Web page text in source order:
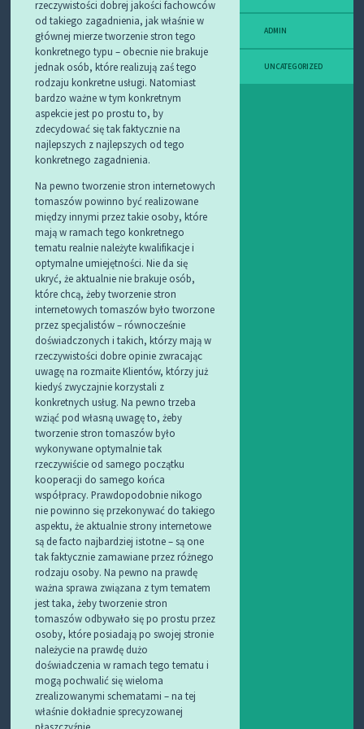
rzeczywistości dobrej jakości fachowców
od takiego zagadnienia, jak właśnie w
głównej mierze tworzenie stron tego
konkretnego typu – obecnie nie brakuje
jednak osób, które realizują zaś tego
rodzaju konkretne usługi. Natomiast
bardzo ważne w tym konkretnym
aspekcie jest po prostu to, by
zdecydować się tak faktycznie na
najlepszych z najlepszych od tego
konkretnego zagadnienia.
Na pewno tworzenie stron internetowych
tomaszów powinno być realizowane
między innymi przez takie osoby, które
mają w ramach tego konkretnego
tematu realnie należyte kwalifikacje i
optymalne umiejętności. Nie da się
ukryć, że aktualnie nie brakuje osób,
które chcą, żeby tworzenie stron
internetowych tomaszów było tworzone
przez specjalistów – równocześnie
doświadczonych i takich, którzy mają w
rzeczywistości dobre opinie zwracając
uwagę na rozmaite Klientów, którzy już
kiedyś zwyczajnie korzystali z
konkretnych usług. Na pewno trzeba
wziąć pod własną uwagę to, żeby
tworzenie stron tomaszów było
wykonywane optymalnie tak
rzeczywiście od samego początku
kooperacji do samego końca
współpracy. Prawdopodobnie nikogo
nie powinno się przekonywać do takiego
aspektu, że aktualnie strony internetowe
są de facto najbardziej istotne – są one
tak faktycznie zamawiane przez różnego
rodzaju osoby. Na pewno na prawdę
ważna sprawa związana z tym tematem
jest taka, żeby tworzenie stron
tomaszów odbywało się po prostu przez
osoby, które posiadają po swojej stronie
należycie na prawdę dużo
doświadczenia w ramach tego tematu i
mogą pochwalić się wieloma
zrealizowanymi schematami – na tej
właśnie dokładnie sprecyzowanej
płaszczyźnie.
ADMIN
UNCATEGORIZED